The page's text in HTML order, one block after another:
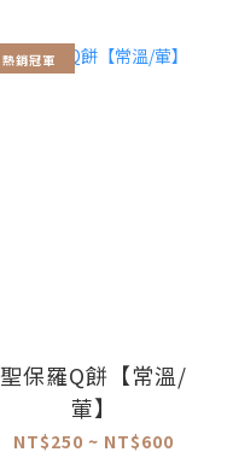
熱銷冠軍
聖保羅Q餅【常溫/
葷】
NT$250 ~ NT$600